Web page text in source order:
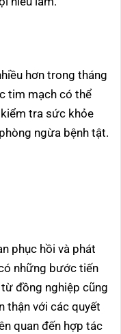
hơn trong tháng
tim mạch có thể
tra sức khỏe
ngừa bệnh tật.
phục hồi và phát
những bước tiến
đồng nghiệp cũng
thận với các quyết
quan đến hợp tác